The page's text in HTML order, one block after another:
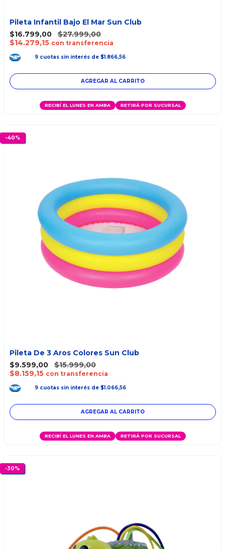
Pileta Infantil Bajo El Mar Sun Club
$16.799,00
$27.999,00
$14.279,15 con transferencia
9 cuotas sin interés de $1.866,56
RECIBÍ EL LUNES EN AMBA RETIRÁ POR SUCURSAL
-40%
Pileta De 3 Aros Colores Sun Club
$9.599,00
$15.999,00
$8.159,15 con transferencia
9 cuotas sin interés de $1.066,56
RECIBÍ EL LUNES EN AMBA RETIRÁ POR SUCURSAL
-30%